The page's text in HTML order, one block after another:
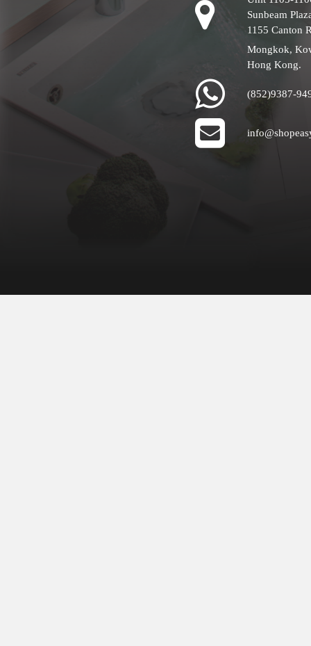
Sunbeam
1155 Canton
Mongkok,
Hong Kong.
(852)9387-